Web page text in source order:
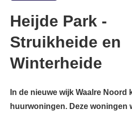
Heijde Park -
Struikheide en
Winterheide
In de nieuwe wijk Waalre Noord
huurwoningen. Deze woningen